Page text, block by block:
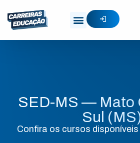
SED-MS — Mato
Sul
Confira os cursos